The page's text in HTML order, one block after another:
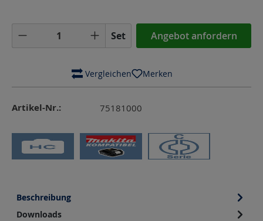
Produkt Anzahl: Gib den gewünschten
Set Angebot anfordern
Vergleichen Merken
Artikel-Nr.: 75181000
Beschreibung
Downloads